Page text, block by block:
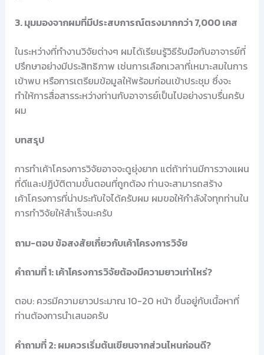
3. มุมมองจากผมที่มีประสบการณ์ตรงมากกว่า 7,000 เคส
ในระหว่างที่ทำงานวิจัยต่างๆ ผมได้เรียนรู้วิธีรับมือกับอาจารย์ที่
ปรึกษาอย่างมีประสิทธิภาพ เช่นการเลือกเวลาที่เหมาะสมในการ
เข้าพบ หรือการเตรียมข้อมูลให้พร้อมก่อนเข้าประชุม ซึ่งจะ
ทำให้การสื่อสารระหว่างท่านกับอาจารย์เป็นไปอย่างราบรื่นครับ
ผม
บทสรุป
การทำเค้าโครงการวิจัยอาจจะดูยุ่งยาก แต่ถ้าท่านมีการวางแผน
ที่ดีและปฏิบัติตามขั้นตอนที่ถูกต้อง ท่านจะสามารถสร้าง
เค้าโครงการที่น่าประทับใจได้ครับผม ผมขอให้กำลังใจทุกท่านใน
การทำวิจัยให้สำเร็จนะครับ
ถาม-ตอบ ข้อสงสัยเกี่ยวกับเค้าโครงการวิจัย
คำถามที่ 1: เค้าโครงการวิจัยต้องมีความยาวเท่าไหร่?
ตอบ: ควรมีความยาวประมาณ 10-20 หน้า ขึ้นอยู่กับเนื้อหาที่
ท่านต้องการนำเสนอครับ
คำถามที่ 2: ผมควรเริ่มต้นเขียนจากส่วนไหนก่อนดี?